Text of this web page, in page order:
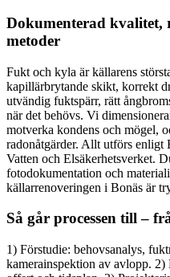
Dokumenterad kvalitet,
metoder
Fukt och kyla är källarens
kapillärbrytande skikt, korrekt
utvändig fuktspärr, rätt
när det behövs. Vi
motverka kondens och mögel,
radonåtgärder. Allt utförs
Vatten och Elsäkerhetsverket.
fotodokumentation och
källarrenoveringen i Bonäs är
Så går processen till –
1) Förstudie: behovsanalys,
kamerainspektion av avlopp.